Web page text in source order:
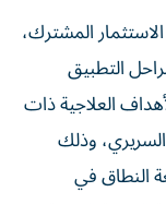
المشترك،
التطبيق
العلاجية ذات
وذلك
النطاق في